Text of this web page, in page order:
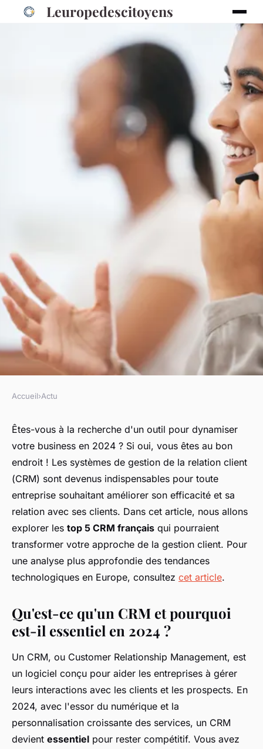
Leuropedescitoyens
Top 5 crm français pour
dynamiser votre business en
2024
Léonie•3 février 2025•7 min de lecture
Accueil›Actu
Êtes-vous à la recherche d'un outil pour dynamiser
votre business en 2024 ? Si oui, vous êtes au bon
endroit ! Les systèmes de gestion de la relation client
(CRM) sont devenus indispensables pour toute
entreprise souhaitant améliorer son efficacité et sa
relation avec ses clients. Dans cet article, nous allons
explorer les top 5 CRM français qui pourraient
transformer votre approche de la gestion client. Pour
une analyse plus approfondie des tendances
technologiques en Europe, consultez cet article.
Qu'est-ce qu'un CRM et pourquoi
est-il essentiel en 2024 ?
Un CRM, ou Customer Relationship Management, est
un logiciel conçu pour aider les entreprises à gérer
leurs interactions avec les clients et les prospects. En
2024, avec l'essor du numérique et la
personnalisation croissante des services, un CRM
devient essentiel pour rester compétitif. Vous avez